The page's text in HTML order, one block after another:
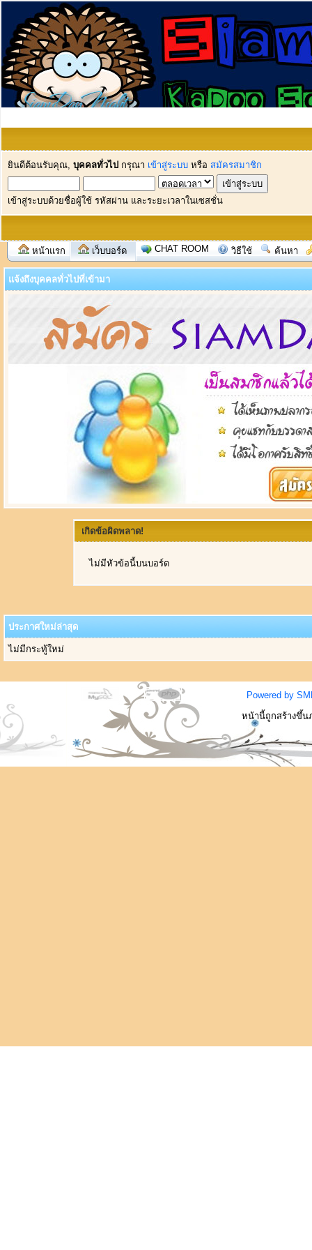
ยินดีต้อนรับคุณ, บุคคลทั่วไป กรุณา เข้าสู่ระบบ หรือ สมัครสมาชิก
เข้าสู่ระบบด้วยชื่อผู้ใช้ รหัสผ่าน และระยะเวลาในเซสชั่น
หน้าแรก เว็บบอร์ด CHAT ROOM วิธีใช้ ค้นหา
แจ้งถึงบุคคลทั่วไปที่เข้ามา
เกิดข้อผิดพลาด!
ไม่มีหัวข้อนี้บนบอร์ด
ประกาศใหม่ล่าสุด
ไม่มีกระทู้ใหม่
Powered by
หน้านี้ถูกสร้างขึ้น